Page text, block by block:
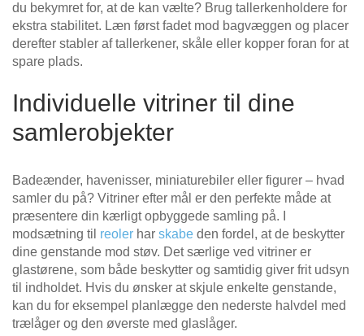
du bekymret for, at de kan vælte? Brug tallerkenholdere for
ekstra stabilitet. Læn først fadet mod bagvæggen og placer
derefter stabler af tallerkener, skåle eller kopper foran for at
spare plads.
Individuelle vitriner til dine
samlerobjekter
Badeænder, havenisser, miniaturebiler eller figurer – hvad
samler du på? Vitriner efter mål er den perfekte måde at
præsentere din kærligt opbyggede samling på. I
modsætning til reoler har skabe den fordel, at de beskytter
dine genstande mod støv. Det særlige ved vitriner er
glastørene, som både beskytter og samtidig giver frit udsyn
til indholdet. Hvis du ønsker at skjule enkelte genstande,
kan du for eksempel planlægge den nederste halvdel med
trælåger og den øverste med glaslåger.